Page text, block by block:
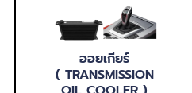
ออยเกียร์
( TRANSMISSION